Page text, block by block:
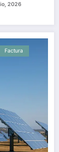
2026
Factura